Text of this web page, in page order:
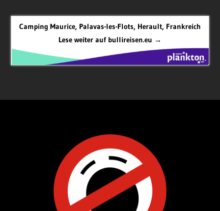
Camping Maurice, Palavas-les-Flots, Herault, Frankreich
Lese weiter auf bullireisen.eu →